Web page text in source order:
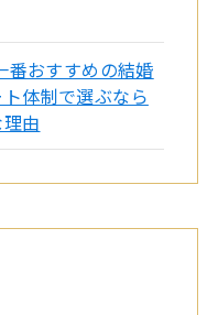
番おすすめの結婚
体制で選ぶなら
由